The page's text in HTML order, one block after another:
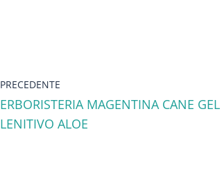
PRECEDENTE
ERBORISTERIA MAGENTINA CANE GEL
LENITIVO ALOE